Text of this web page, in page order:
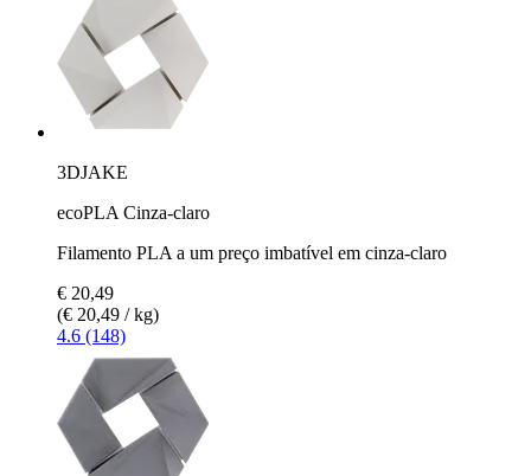
3DJAKE
ecoPLA Cinza-claro
Filamento PLA a um preço imbatível em cinza-claro
€ 20,49
(€ 20,49 / kg)
4.6 (148)